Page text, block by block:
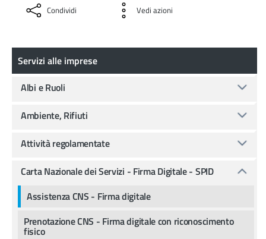
Condividi Vedi azioni
Servizi alle imprese
Servizi alle imprese
Albi e Ruoli
Ambiente, Rifiuti
Attività regolamentate
Carta Nazionale dei Servizi - Firma Digitale - SPID
Assistenza CNS - Firma digitale
Prenotazione CNS - Firma digitale con riconoscimento
fisico